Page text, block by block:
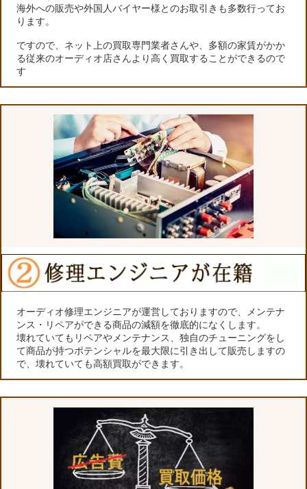
海外への販売や外国人バイヤー様とのお取引きも多数行ってお
ります。
ですので、ネット上の買取専門業者さんや、多額の家賃がかか
る従来のオーディオ店さんより高く買取することができるので
す
オーディオ修理エンジニアが運営しておりますので、メンテナ
ンス・リペアができる商品の減額を徹底的になくします。
壊れていてもリペアやメンテナンス、独自のチューニングをし
て商品が持つポテンシャルを最大限に引き出して販売しますの
で、壊れていても高額買取ができます。